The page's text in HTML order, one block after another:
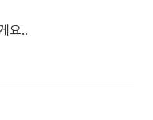
요..